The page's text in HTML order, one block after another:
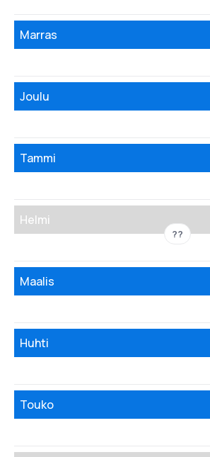
Marras
Joulu
Tammi
Helmi
??
Maalis
Huhti
Touko